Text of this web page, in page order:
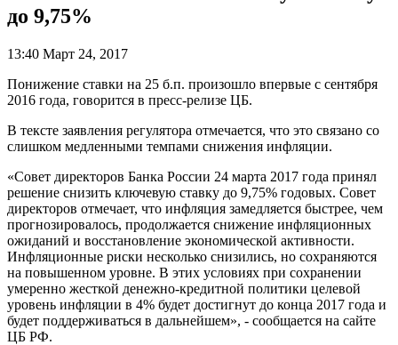
до 9,75%
13:40 Март 24, 2017
Понижение ставки на 25 б.п. произошло впервые с сентября
2016 года, говорится в пресс-релизе ЦБ.
В тексте заявления регулятора отмечается, что это связано со
слишком медленными темпами снижения инфляции.
«Совет директоров Банка России 24 марта 2017 года принял
решение снизить ключевую ставку до 9,75% годовых. Совет
директоров отмечает, что инфляция замедляется быстрее, чем
прогнозировалось, продолжается снижение инфляционных
ожиданий и восстановление экономической активности.
Инфляционные риски несколько снизились, но сохраняются
на повышенном уровне. В этих условиях при сохранении
умеренно жесткой денежно-кредитной политики целевой
уровень инфляции в 4% будет достигнут до конца 2017 года и
будет поддерживаться в дальнейшем», - сообщается на сайте
ЦБ РФ.